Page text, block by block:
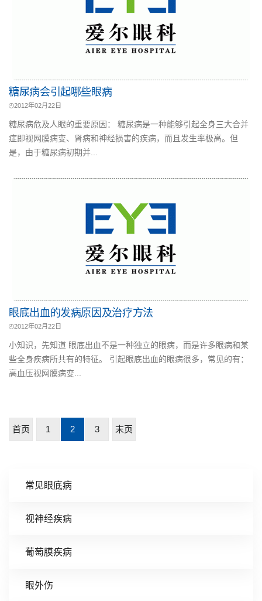
常见眼底病
视神经疾病
葡萄膜疾病
眼外伤
糖尿病会引起哪些眼病
2012年02月22日
糖尿病危及人眼的重要原因： 糖尿病是一种能够引起全身三大合并
症即视网膜病变、肾病和神经损害的疾病，而且发生率极高。但
是，由于糖尿病初期并...
眼底出血的发病原因及治疗方法
2012年02月22日
小知识，先知道 眼底出血不是一种独立的眼病，而是许多眼病和某
些全身疾病所共有的特征。 引起眼底出血的眼病很多，常见的有：
高血压视网膜病变...
首页 1 2 3 末页